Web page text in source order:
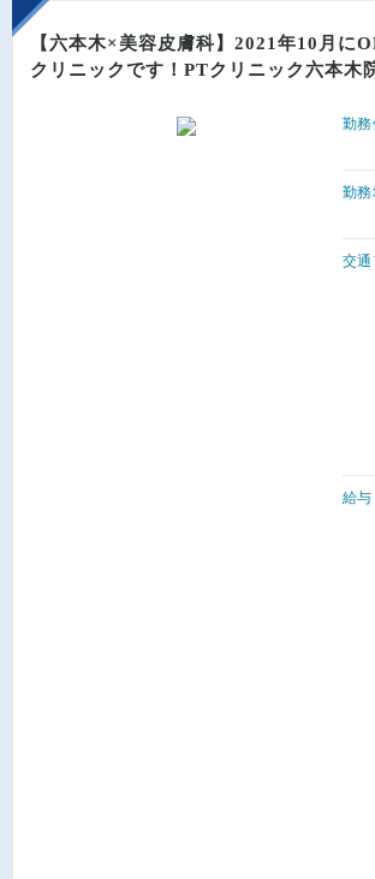
【六本木×美容皮膚科】2021年10月に
クリニックです！PTクリニック六本木
勤務
勤務
交通
給与